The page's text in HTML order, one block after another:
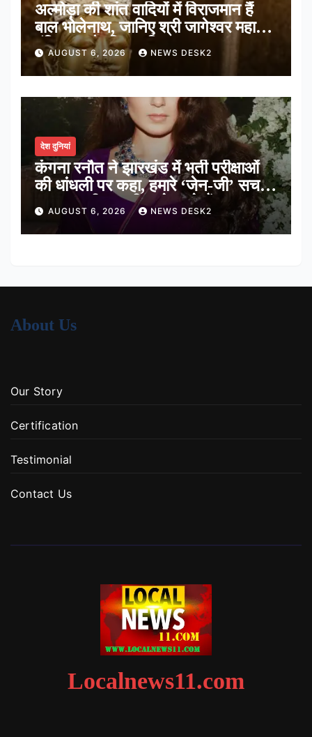
अल्मोड़ा की शांत वादियों में विराजमान हैं
बाल भोलेनाथ, जानिए श्री जागेश्वर महादेव
मंदिर का पौराणिक इतिहास
AUGUST 6, 2026 NEWS DESK2
देश दुनियां
कंगना रनौत ने झारखंड में भर्ती परीक्षाओं
की धांधली पर कहा, हमारे ‘जेन-जी’ सच में
हर तरह की तकलीफ झेल रहे हैं
AUGUST 6, 2026 NEWS DESK2
About Us
Our Story
Certification
Testimonial
Contact Us
Localnews11.com